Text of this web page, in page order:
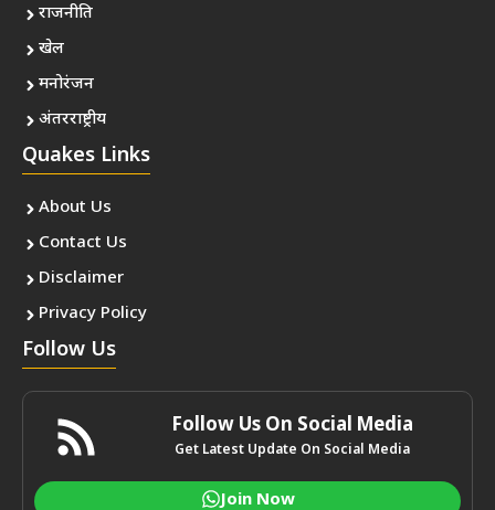
राजनीति
खेल
मनोरंजन
अंतरराष्ट्रीय
Quakes Links
About Us
Contact Us
Disclaimer
Privacy Policy
Follow Us
Follow Us On Social Media
Get Latest Update On Social Media
Join Now